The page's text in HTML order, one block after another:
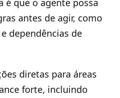
é que o agente possa
antes de agir, como
dependências de
diretas para áreas
forte, incluindo